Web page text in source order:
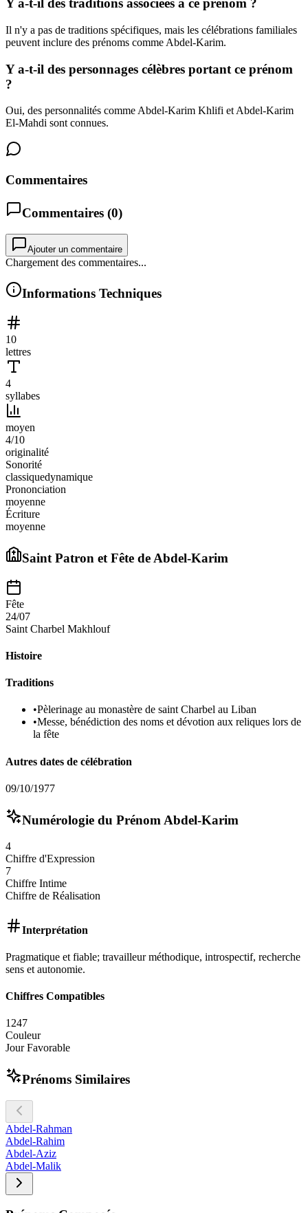
Y a-t-il des traditions associées à ce prénom ?
Il n'y a pas de traditions spécifiques, mais les célébrations familiales
peuvent inclure des prénoms comme Abdel-Karim.
Y a-t-il des personnages célèbres portant ce prénom
?
Oui, des personnalités comme Abdel-Karim Khlifi et Abdel-Karim
El-Mahdi sont connues.
Commentaires
Commentaires (0)
Ajouter un commentaire
Chargement des commentaires...
Informations Techniques
10
lettres
4
syllabes
moyen
4/10
originalité
Sonorité
classiquedynamique
Prononciation
moyenne
Écriture
moyenne
Saint Patron et Fête de Abdel-Karim
Fête
24/07
Saint Charbel Makhlouf
Histoire
Traditions
•Pèlerinage au monastère de saint Charbel au Liban
•Messe, bénédiction des noms et dévotion aux reliques lors de
la fête
Autres dates de célébration
09/10/1977
Numérologie du Prénom Abdel-Karim
4
Chiffre d'Expression
7
Chiffre Intime
Chiffre de Réalisation
Interprétation
Pragmatique et fiable; travailleur méthodique, introspectif, recherche
sens et autonomie.
Chiffres Compatibles
1 247
Couleur
Jour Favorable
Prénoms Similaires
Abdel-Rahman
Abdel-Rahim
Abdel-Aziz
Abdel-Malik